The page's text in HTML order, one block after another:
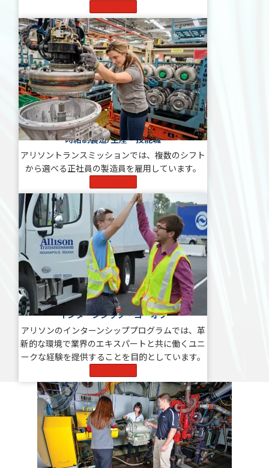
Learn More
時給制製造/生産・技能職
アリソントランスミッションでは、複数のシフト
から選べる正社員の製造員を雇用しています。
Learn More
インターンシップ・コーオプ
アリソンのインターンシッププログラムでは、革
新的な環境で業界のエキスパートと共に働くユニ
ークな経験を提供することを目的としています。
Learn More